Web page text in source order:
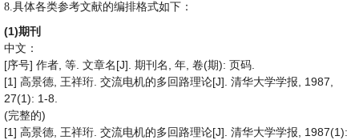
8.具体各类参考文献的编排格式如下：
(1)期刊
中文：
[序号] 作者 等 文章名 [J]. 期刊名 年 卷(期): 页码
[1] 高景德 王祥珩 交流电机的多回路理论[J]. 清华大学学报 , 1987,
27(1): 1-8.
(完整的)
[1] 高景德 王祥珩 交流电机的多回路理论[J]. 清华大学学报 , 1987(1):